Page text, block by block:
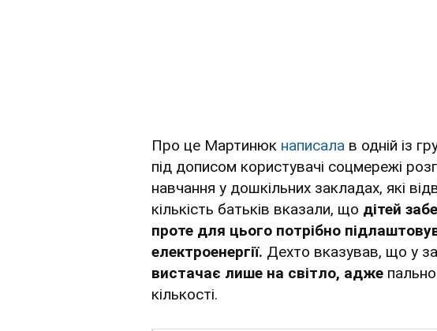
Про це Мартинюк написала в одній із
під дописом користувачі соцмережі
навчання у дошкільних закладах, які
кількість батьків вказали, що дітей
проте для цього потрібно
електроенергії. Дехто вказував, що у
вистачає лише на світло, адже
кількості.